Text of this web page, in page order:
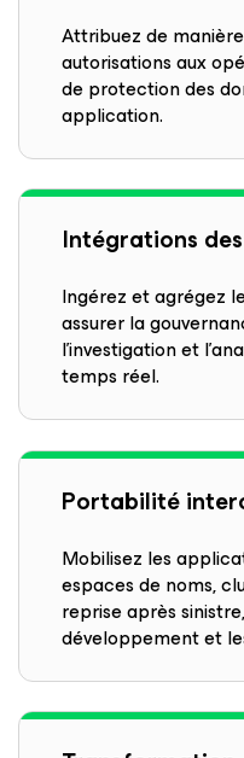
Attribuez de
autorisations aux
de protection des
application.
Intégrations
Ingérez et agrégez
assurer la
l’investigation et
temps réel.
Portabilité
Mobilisez les
espaces de noms,
reprise après
développement et